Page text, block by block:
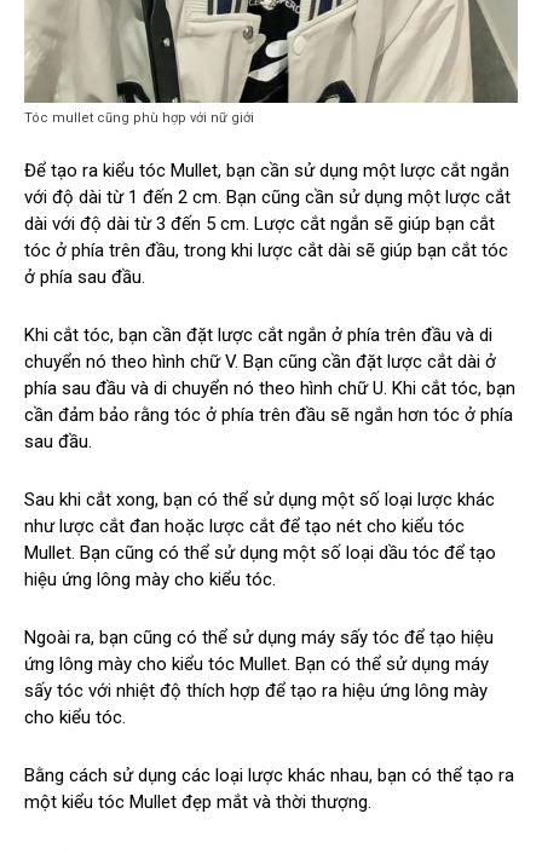
Tóc mullet cũng phù hợp với nữ giới
Để tạo ra kiểu tóc Mullet, bạn cần sử dụng một lược cắt ngắn
với độ dài từ 1 đến 2 cm. Bạn cũng cần sử dụng một lược cắt
dài với độ dài từ 3 đến 5 cm. Lược cắt ngắn sẽ giúp bạn cắt
tóc ở phía trên đầu, trong khi lược cắt dài sẽ giúp bạn cắt tóc
ở phía sau đầu.
Khi cắt tóc, bạn cần đặt lược cắt ngắn ở phía trên đầu và di
chuyển nó theo hình chữ V. Bạn cũng cần đặt lược cắt dài ở
phía sau đầu và di chuyển nó theo hình chữ U. Khi cắt tóc, bạn
cần đảm bảo rằng tóc ở phía trên đầu sẽ ngắn hơn tóc ở phía
sau đầu.
Sau khi cắt xong, bạn có thể sử dụng một số loại lược khác
như lược cắt đan hoặc lược cắt để tạo nét cho kiểu tóc
Mullet. Bạn cũng có thể sử dụng một số loại dầu tóc để tạo
hiệu ứng lông mày cho kiểu tóc.
Ngoài ra, bạn cũng có thể sử dụng máy sấy tóc để tạo hiệu
ứng lông mày cho kiểu tóc Mullet. Bạn có thể sử dụng máy
sấy tóc với nhiệt độ thích hợp để tạo ra hiệu ứng lông mày
cho kiểu tóc.
Bằng cách sử dụng các loại lược khác nhau, bạn có thể tạo ra
một kiểu tóc Mullet đẹp mắt và thời thượng.